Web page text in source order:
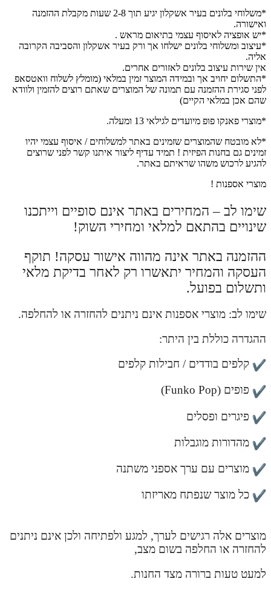
*משלוחי בלונים בעיר אשקלון יגיע תוך 2-8 שעות מקבלת ההזמנה
ואישורה.
*יש אופציה לאיסוף עצמי בתיאום מראש .
*עיצוב ומשלוחי בלונים ישלחו אך ורק בעיר אשקלון והסביבה הקרובה
אליה.
אין שירות עיצוב בלונים לאזורים אחרים.
*התשלום יחויב אך ובמידה המוצר זמין במלאי (מומלץ לשלוח וואטסאפ
לפני סגירת ההזמנה עם תמונה של המוצרים שאתם רוצים להזמין ולוודא
שהם אכן במלאי הקיים)
*מוצרי פאנקו פופ מיועדים לגילאי 13 ומעלה.
*לא מובטח שהמוצרים שזמינים באתר למשלוחים / איסוף עצמי יהיו
זמינים גם בחנות הפיזית ! תמיד עדיף ליצור איתנו קשר לפני שרוצים
להגיע לרכוש משהו שראיתם באתר.
מוצרי אספנות !
שימו לב – המחירים באתר אינם סופיים וייתכנו
שינויים בהתאם למלאי ומחירי השוק!
ההזמנה באתר אינה מהווה אישור עסקה! תוקף
העסקה והמחיר יתאשרו רק לאחר בדיקת מלאי
ותשלום בפועל.
שימו לב: מוצרי אספנות אינם ניתנים להחזרה או להחלפה.
ההגדרה כוללת בין היתר:
קלפים בודדים / חבילות קלפים
פופים (Funko Pop)
פיגרים ופסלים
מהדורות מוגבלות
מוצרים עם ערך אספני משתנה
כל מוצר שנפתח מאריזתו
מוצרים אלה רגישים לערך, למגע ולפתיחה ולכן אינם ניתנים
להחזרה או החלפה בשום מצב,
למעט טעות ברורה מצד החנות.